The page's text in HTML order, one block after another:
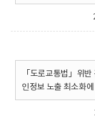
「도로교통법」위
인정보 노출 최소화